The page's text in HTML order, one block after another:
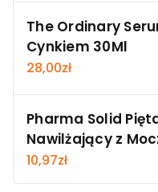
The Ordinary
Cynkiem 30Ml
28,00zł
Pharma Solid
Nawilżający z
10,97zł